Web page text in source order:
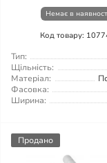
Немає в
Код товару:
Тип:
Щільність:
Матеріал:
Фасовка:
Ширина:
Продано